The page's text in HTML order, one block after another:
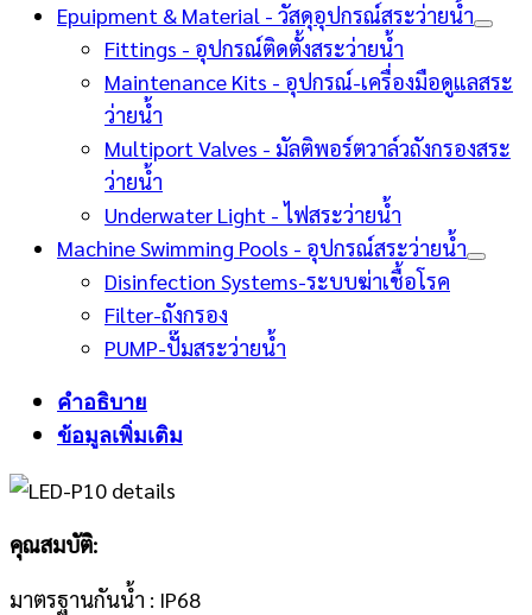
Epuipment & Material - วัสดุอุปกรณ์สระว่ายน้ำ
Fittings - อุปกรณ์ติดตั้งสระว่ายน้ำ
Maintenance Kits - อุปกรณ์-เครื่องมือดูแลสระ
ว่ายน้ำ
Multiport Valves - มัลติพอร์ตวาล์วถังกรองสระ
ว่ายน้ำ
Underwater Light - ไฟสระว่ายน้ำ
Machine Swimming Pools - อุปกรณ์สระว่ายน้ำ
Disinfection Systems-ระบบฆ่าเชื้อโรค
Filter-ถังกรอง
PUMP-ปั๊มสระว่ายน้ำ
คำอธิบาย
ข้อมูลเพิ่มเติม
คุณสมบัติ:
มาตรฐานกันน้ำ : IP68